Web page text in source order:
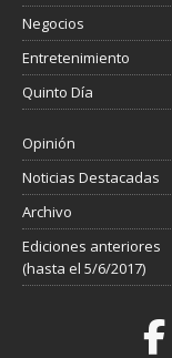
Negocios
Entretenimiento
Quinto Día
Opinión
Noticias Destacadas
Archivo
Ediciones anteriores
(hasta el 5/6/2017)